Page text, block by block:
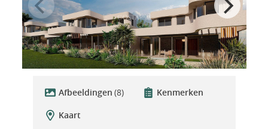
Afbeeldingen (8)
Kenmerken
Kaart